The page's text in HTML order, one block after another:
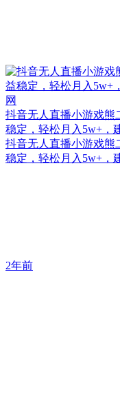
抖音无人直播小游戏熊
稳定，轻松月入5w+，
抖音无人直播小游戏熊
稳定，轻松月入5w+，
2年前